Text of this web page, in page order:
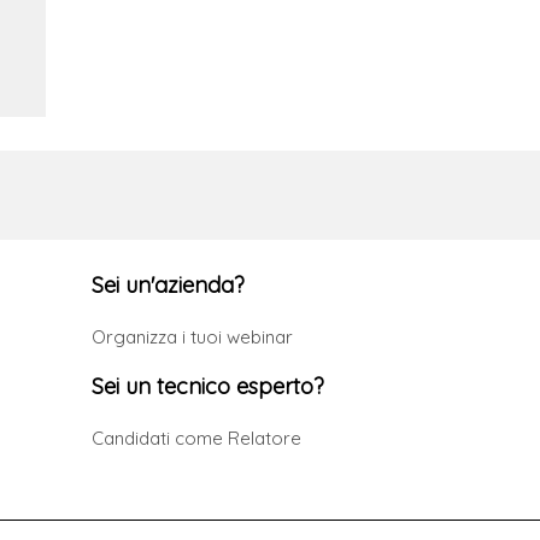
Sei un'azienda?
Organizza i tuoi webinar
Sei un tecnico esperto?
Candidati come Relatore